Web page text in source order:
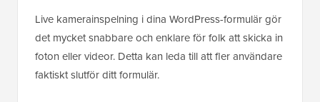
Live kamerainspelning i dina WordPress-formulär gör
det mycket snabbare och enklare för folk att skicka in
foton eller videor. Detta kan leda till att fler användare
faktiskt slutför ditt formulär.